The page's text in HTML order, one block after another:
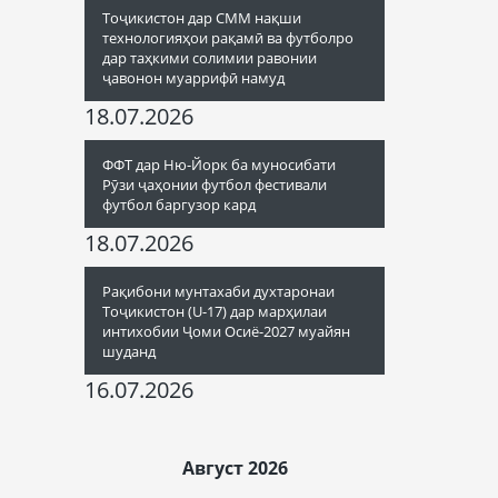
Тоҷикистон дар СММ нақши
технологияҳои рақамӣ ва футболро
дар таҳкими солимии равонии
ҷавонон муаррифӣ намуд
18.07.2026
ФФТ дар Ню-Йорк ба муносибати
Рӯзи ҷаҳонии футбол фестивали
футбол баргузор кард
18.07.2026
Рақибони мунтахаби духтаронаи
Тоҷикистон (U-17) дар марҳилаи
интихобии Ҷоми Осиё-2027 муайян
шуданд
16.07.2026
Август 2026